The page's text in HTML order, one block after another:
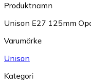
Produktnamn
Unison E27 125mm
Varumärke
Unison
Kategori